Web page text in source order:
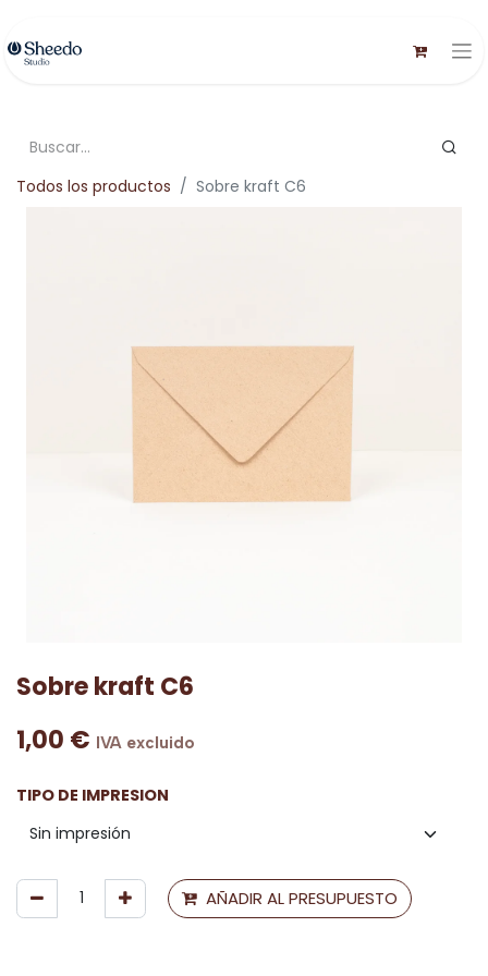
Todos los productos Sobre kraft C6
Sobre kraft C6
1,00 € IVA excluido
TIPO DE IMPRESION
AÑADIR AL PRESUPUESTO